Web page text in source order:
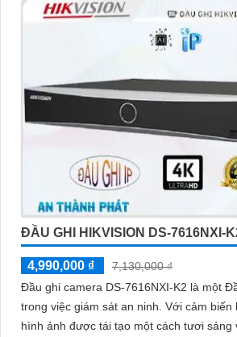
ĐẦU GHI HIKVISION DS-7616NXI-
4,990,000 ₫
7,130,000 ₫
Đầu ghi camera DS-7616NXI-K2 là một
trong việc giám sát an ninh. Với cảm biến hình ảnh CMOS,
hình ảnh được tái tạo một cách tươi sáng